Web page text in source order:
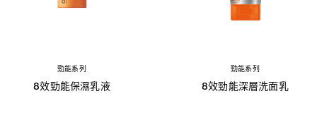
勁能系列
8效勁能保濕乳液
勁能系列
8效勁能深層洗面乳